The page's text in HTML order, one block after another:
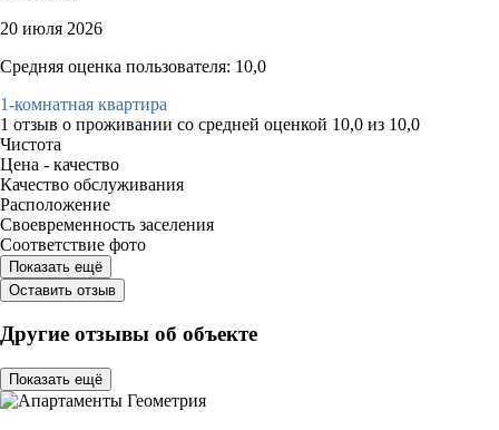
20 июля 2026
Средняя оценка пользователя: 10,0
1-комнатная квартира
1 отзыв о проживании со средней оценкой 10,0 из 10,0
Чистота
Цена - качество
Качество обслуживания
Расположение
Своевременность заселения
Соответствие фото
Показать ещё
Оставить отзыв
Другие отзывы об объекте
Показать ещё